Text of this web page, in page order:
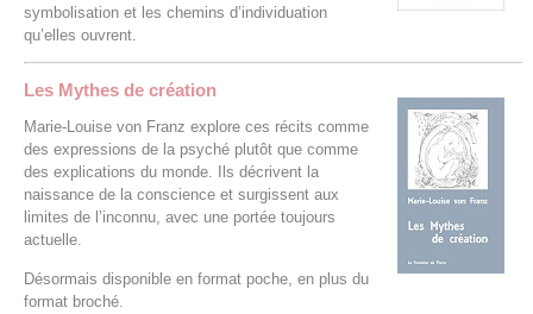
symbolisation et les chemins d’individuation
qu’elles ouvrent.
Les Mythes de création
Marie-Louise von Franz explore ces récits comme
des expressions de la psyché plutôt que comme
des explications du monde. Ils décrivent la
naissance de la conscience et surgissent aux
limites de l’inconnu, avec une portée toujours
actuelle.
Désormais disponible en format poche, en plus du
format broché.